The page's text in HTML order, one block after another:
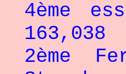
4ème
163,038
2ème